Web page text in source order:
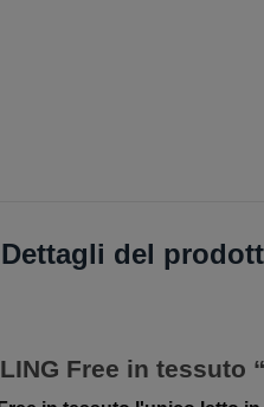
Dettagli del
Free in tessuto